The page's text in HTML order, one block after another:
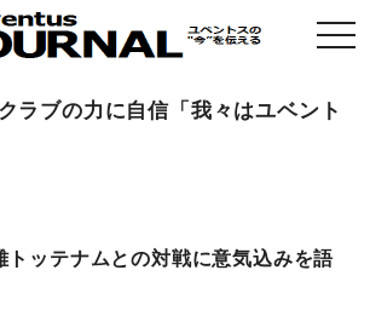
ラブの力に自信「我々はユベント
トッテナムとの対戦に意気込みを語